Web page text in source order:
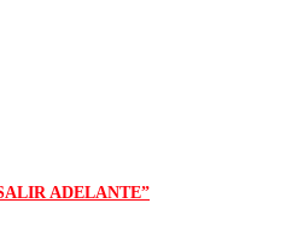
ADELANTE”